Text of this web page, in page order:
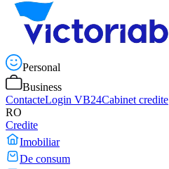
Personal
Business
ContacteLogin VB24Cabinet credite
RO
Credite
Imobiliar
De consum